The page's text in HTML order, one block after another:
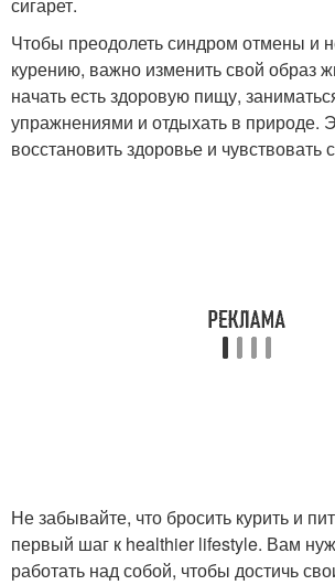
сигарет.
Чтобы преодолеть синдром отмены и
курению, важно изменить свой образ
начать есть здоровую пищу,
упражнениями и отдыхать в природе.
восстановить здоровье и чувствовать
Не забывайте, что бросить курить и
первый шаг к healthier lifestyle. Вам
работать над собой, чтобы достичь